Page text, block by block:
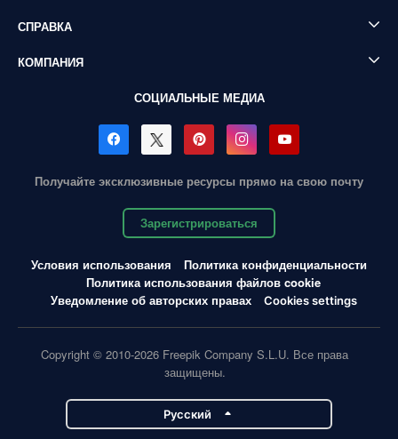
СПРАВКА
КОМПАНИЯ
СОЦИАЛЬНЫЕ МЕДИА
Получайте эксклюзивные ресурсы прямо на свою почту
Зарегистрироваться
Условия использования
Политика конфиденциальности
Политика использования файлов cookie
Уведомление об авторских правах
Cookies settings
Copyright © 2010-2026 Freepik Company S.L.U. Все права
защищены.
Pусский